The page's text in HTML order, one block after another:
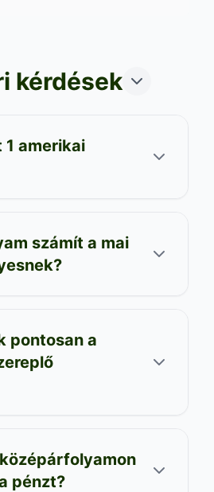
kérdések
1 amerikai
számít a mai
pontosan a
pénzt?